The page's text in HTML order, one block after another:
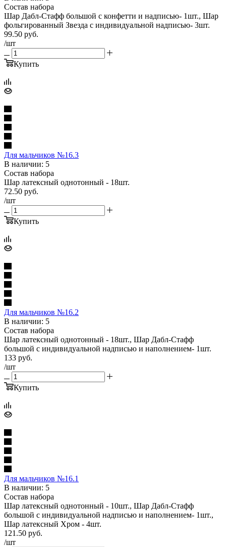
Состав набора
Шар Дабл-Стафф большой с конфетти и надписью- 1шт., Шар
фольгированный Звезда с индивидуальной надписью- 3шт.
99.50 руб.
/шт
Купить
Для мальчиков №16.3
В наличии: 5
Состав набора
Шар латексный однотонный - 18шт.
72.50 руб.
/шт
Купить
Для мальчиков №16.2
В наличии: 5
Состав набора
Шар латексный однотонный - 18шт., Шар Дабл-Стафф
большой с индивидуальной надписью и наполнением- 1шт.
133 руб.
/шт
Купить
Для мальчиков №16.1
В наличии: 5
Состав набора
Шар латексный однотонный - 10шт., Шар Дабл-Стафф
большой с индивидуальной надписью и наполнением- 1шт.,
Шар латексный Хром - 4шт.
121.50 руб.
/шт